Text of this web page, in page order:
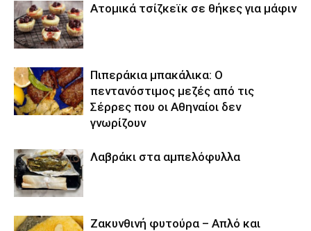
Ατομικά τσίζκεϊκ σε θήκες για μάφιν
Πιπεράκια μπακάλικα: Ο
πεντανόστιμος μεζές από τις
Σέρρες που οι Αθηναίοι δεν
γνωρίζουν
Λαβράκι στα αμπελόφυλλα
Ζακυνθινή φυτούρα – Απλό και